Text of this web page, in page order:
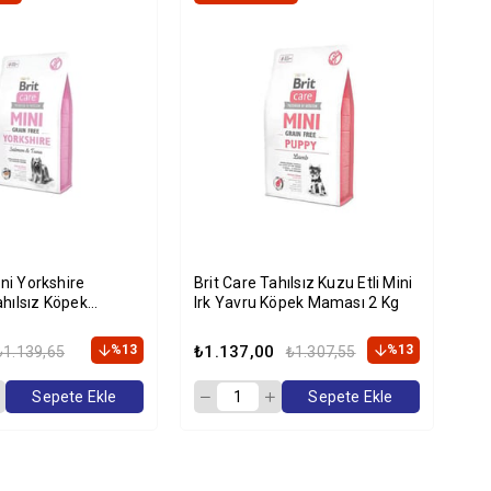
Yorkshire
Köpek
%13
Sepete Ekle
Brit Care Tahılsız Kuzu Etli Mini
Irk Yavru Köpek Maması 2 Kg
₺1.137,00 ₺1.307,55 %13
Sepete Ekle